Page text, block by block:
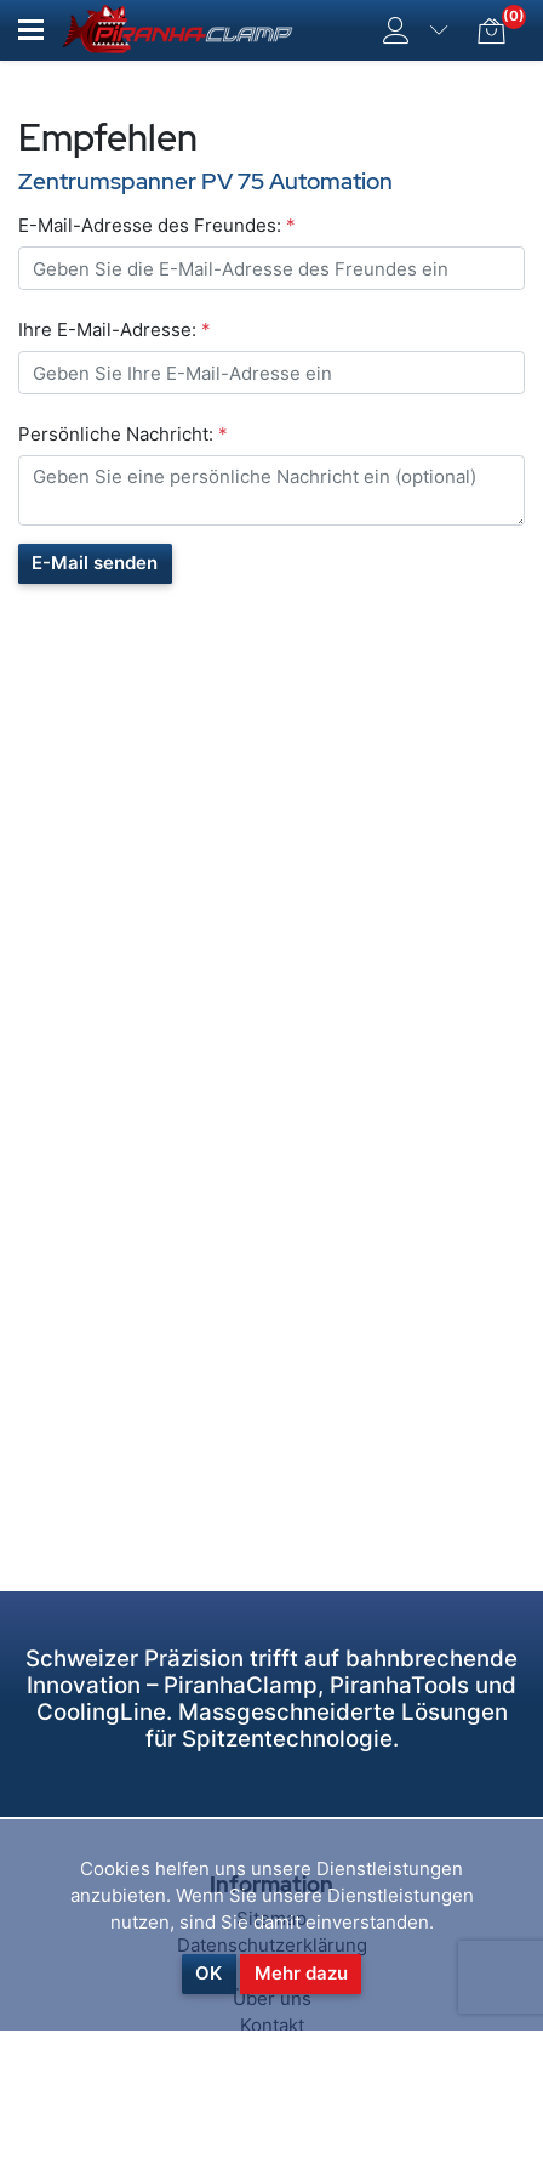
(0)
Empfehlen
Zentrumspanner PV 75 Automation
E-Mail-Adresse des Freundes: *
Ihre E-Mail-Adresse: *
Persönliche Nachricht: *
E-Mail senden
Schweizer Präzision trifft auf bahnbrechende
Innovation – PiranhaClamp, PiranhaTools und
CoolingLine. Massgeschneiderte Lösungen
für Spitzentechnologie.
Information
Sitemap
Datenschutzerklärung
AGB
Über uns
Kontakt
Cookies helfen uns unsere Dienstleistungen
anzubieten. Wenn Sie unsere Dienstleistungen
nutzen, sind Sie damit einverstanden.
OK Mehr dazu